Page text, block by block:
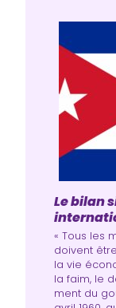
Le bilan
« Tous les
doivent
la vie
la faim, le
ment du